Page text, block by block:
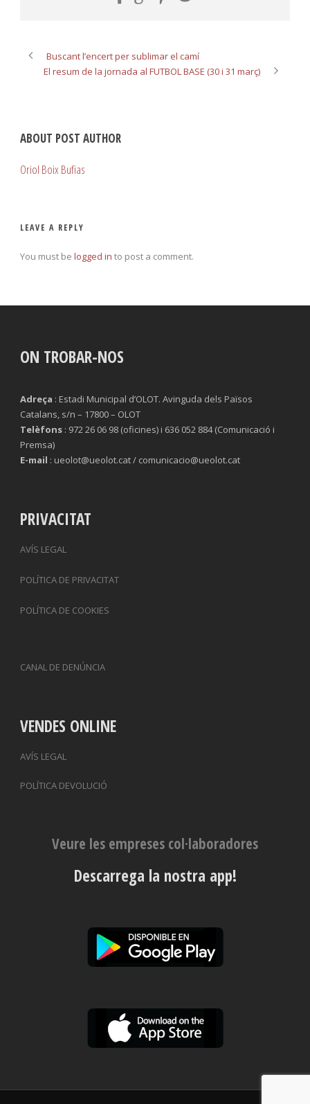
Buscant l’encert per sublimar el camí
El resum de la jornada al FUTBOL BASE (30 i 31 març)
ABOUT POST AUTHOR
Oriol Boix Bufias
LEAVE A REPLY
You must be logged in to post a comment.
ON TROBAR-NOS
Adreça : Estadi Municipal d’OLOT. Avinguda dels Països
Catalans, s/n – 17800 – OLOT
Telèfons : 972 26 06 98 (oficines) i 636 052 884 (Comunicació i
Premsa)
E-mail : ueolot@ueolot.cat / comunicacio@ueolot.cat
PRIVACITAT
AVÍS LEGAL
POLÍTICA DE PRIVACITAT
POLÍTICA DE COOKIES
CANAL DE DENÚNCIA
VENDES ONLINE
AVÍS LEGAL
POLÍTICA DEVOLUCIÓ
Veure les empreses col·laboradores
Descarrega la nostra app!